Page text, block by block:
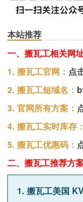
本站推荐
一、搬瓦工相关网
1. 搬瓦工官网： 点
2. 搬瓦工短域名：
3. 官网所有方案：
4. 搬瓦工实时库存：
5. 搬瓦工优惠码：
二、搬瓦工推荐方
1. 搬瓦工美国